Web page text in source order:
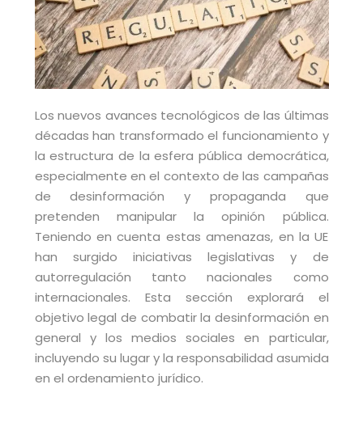
Los nuevos avances tecnológicos de las últimas
décadas han transformado el funcionamiento y
la estructura de la esfera pública democrática,
especialmente en el contexto de las campañas
de desinformación y propaganda que
pretenden manipular la opinión pública.
Teniendo en cuenta estas amenazas, en la UE
han surgido iniciativas legislativas y de
autorregulación tanto nacionales como
internacionales. Esta sección explorará el
objetivo legal de combatir la desinformación en
general y los medios sociales en particular,
incluyendo su lugar y la responsabilidad asumida
en el ordenamiento jurídico.